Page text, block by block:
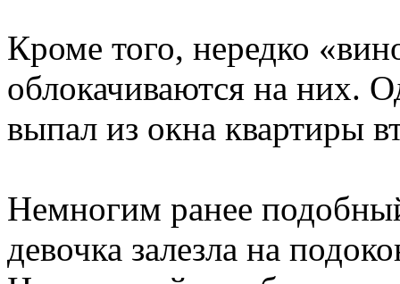
Кроме того, нередко
облокачиваются на них.
выпал из окна квартиры
Немногим ранее
девочка залезла на